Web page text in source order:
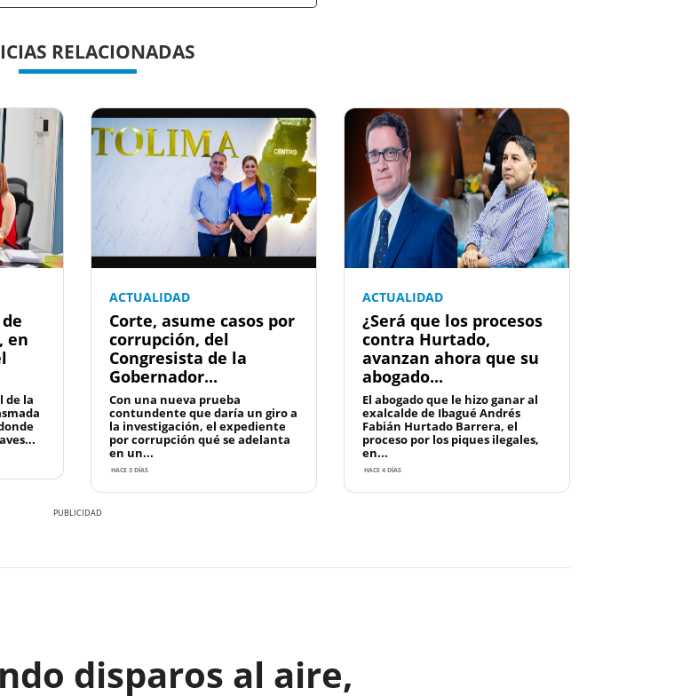
RELACIONADAS
en
de la
ACTUALIDAD
Corte, asume casos por
corrupción, del
Congresista de la
Gobernador...
Con una nueva prueba
contundente que daría un giro a
la investigación, el expediente
por corrupción qué se adelanta
en un...
HACE 3 DÍAS
ACTUALIDAD
¿Será que los procesos
contra Hurtado,
avanzan ahora que su
abogado...
El abogado que le hizo ganar al
exalcalde de Ibagué Andrés
Fabián Hurtado Barrera, el
proceso por los piques ilegales,
en...
HACE 4 DÍAS
disparos al aire,